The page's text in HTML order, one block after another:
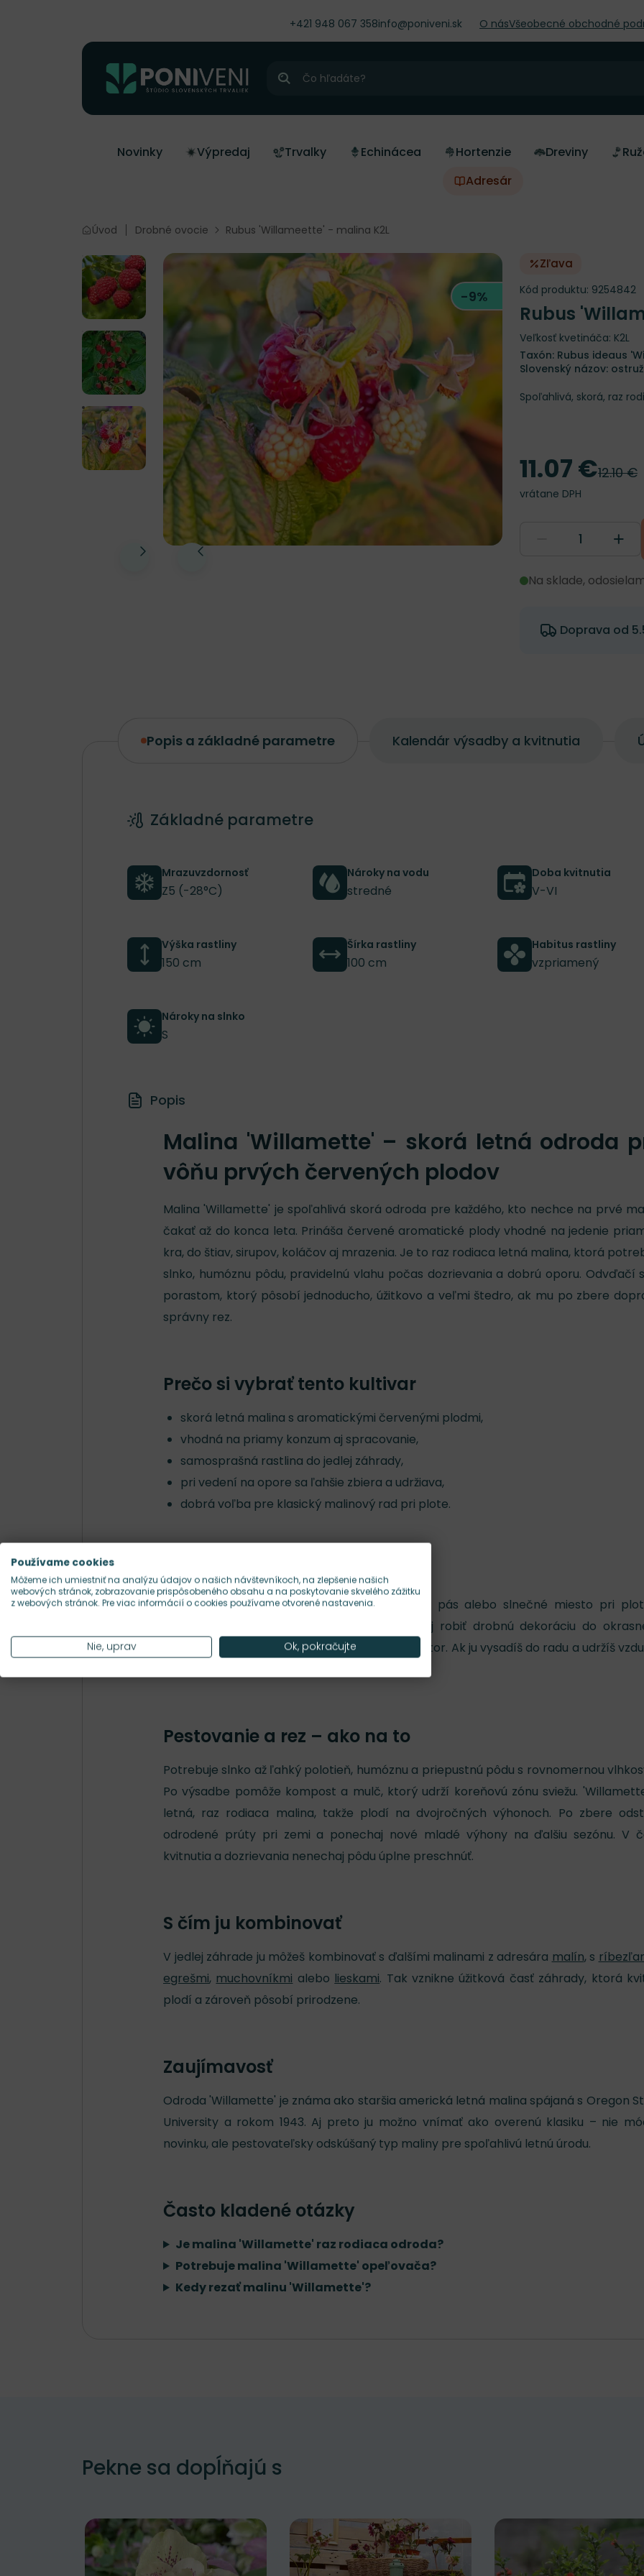
+421 948 067 358info@poniveni.sk O násVšeobecné obchodné
Hľadať
Novinky Výpredaj Trvalky Echinácea Hortenzie Dreviny
Adresár
Úvod Drobné ovocie Rubus 'Willameette' - malina K2L
-9%
Zľava
Kód produktu: 9254842
Rubus
Veľkosť kvetináča: K2L
Taxón: Rubus ideaus
Slovenský názov:
Spoľahlivá, skorá, raz
12.10 €
Cena
11.07 €
vrátane DPH
Na sklade,
Doprava od
Popis a základné parametre Kalendár výsadby a kvitnutia
Popis a základné parametre
Základné parametre
Mrazuvzdornosť
Z5 (-28°C)
Nároky na vodu
stredné
Doba kvitnutia
V-VI
Výška rastliny
150 cm
Šírka rastliny
100 cm
Habitus rastliny
vzpriamený
Nároky na slnko
S
Popis
Malina 'Willamette' – skorá letná odroda
vôňu prvých červených plodov
Malina 'Willamette' je spoľahlivá skorá odroda pre každého, kto nechce na prvé
čakať až do konca leta. Prináša červené aromatické plody vhodné na jedenie
kra, do štiav, sirupov, koláčov aj mrazenia. Je to raz rodiaca letná malina, ktorá
slnko, humóznu pôdu, pravidelnú vlahu počas dozrievania a dobrú oporu. Odvďačí
porastom, ktorý pôsobí jednoducho, úžitkovo a veľmi štedro, ak mu po zbere
správny rez.
Prečo si vybrať tento kultivar
skorá letná malina s aromatickými červenými plodmi,
vhodná na priamy konzum aj spracovanie,
samosprašná rastlina do jedlej záhrady,
pri vedení na opore sa ľahšie zbiera a udržiava,
dobrá voľba pre klasický malinový rad pri plote.
Kde sa hodí najlepšie
Najviac jej pristane úžitková záhrada, ovocný pás alebo slnečné miesto pri
možnosťou vedenia výhonov. Nesnaž sa z nej robiť drobnú dekoráciu do
záhona – malina potrebuje svoj pracovný priestor. Ak ju vysadíš do radu a udržíš
Pestovanie a rez – ako na to
Potrebuje slnko až ľahký polotieň, humóznu a priepustnú pôdu s rovnomernou
Po výsadbe pomôže kompost a mulč, ktorý udrží koreňovú zónu sviežu.
letná, raz rodiaca malina, takže plodí na dvojročných výhonoch. Po zbere
odrodené prúty pri zemi a ponechaj nové mladé výhony na ďalšiu sezónu. V
kvitnutia a dozrievania nenechaj pôdu úplne preschnúť.
S čím ju kombinovať
V jedlej záhrade ju môžeš kombinovať s ďalšími malinami z adresára malín, s
egrešmi, muchovníkmi alebo lieskami. Tak vznikne úžitková časť záhrady, ktorá
plodí a zároveň pôsobí prirodzene.
Zaujímavosť
Odroda 'Willamette' je známa ako staršia americká letná malina spájaná s Oregon
University a rokom 1943. Aj preto ju možno vnímať ako overenú klasiku – nie
novinku, ale pestovateľsky odskúšaný typ maliny pre spoľahlivú letnú úrodu.
Často kladené otázky
Je malina 'Willamette' raz rodiaca odroda?
Potrebuje malina 'Willamette' opeľovača?
Kedy rezať malinu 'Willamette'?
Pekne sa dopĺňajú s
Používame cookies
Môžeme ich umiestniť na analýzu údajov o našich návštevníkoch, na zlepšenie našich
webových stránok, zobrazovanie prispôsobeného obsahu a na poskytovanie skvelého zážitku
z webových stránok. Pre viac informácií o cookies používame otvorené nastavenia.
Nie, uprav Ok, pokračujte